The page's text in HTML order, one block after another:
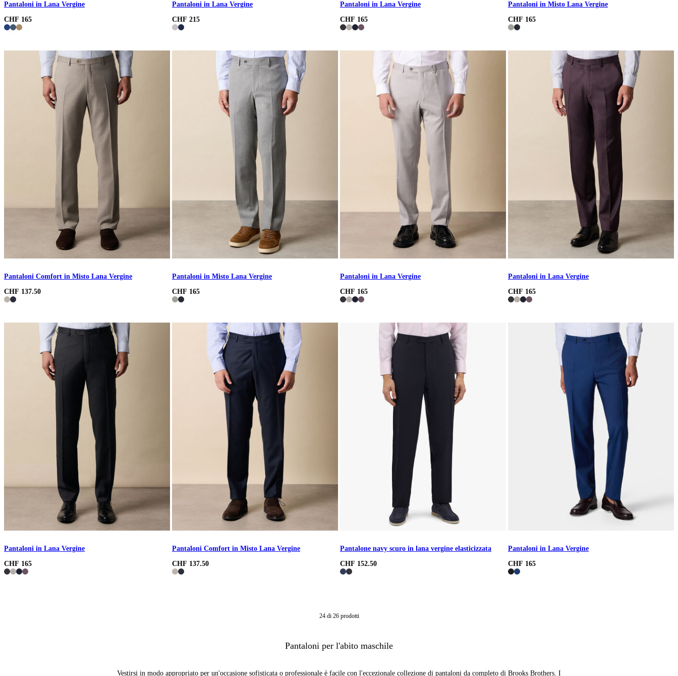
Pantaloni in Lana Vergine
CHF 165
Pantaloni in Lana Vergine
CHF 215
Pantaloni in Lana Vergine
CHF 165
Pantaloni in Misto Lana Vergine
CHF 165
Pantaloni Comfort in Misto Lana Vergine
CHF 137.50
Pantaloni in Misto Lana Vergine
CHF 165
Pantaloni in Lana Vergine
CHF 165
Pantaloni in Lana Vergine
CHF 165
Pantaloni in Lana Vergine
CHF 165
Pantaloni Comfort in Misto Lana Vergine
CHF 137.50
Pantalone navy scuro in lana vergine elasticizzata
CHF 152.50
Pantaloni in Lana Vergine
CHF 165
24di 26prodotti
Pantaloni per l'abito maschile
Vestirsi in modo appropriato per un'occasione sofisticata o professionale è facile con l'eccezionale collezione di pantaloni da completo di Brooks Brothers. I